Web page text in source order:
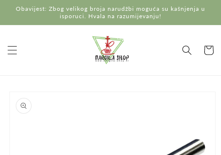
na
Obavijest: Zbog velikog broja narudžbi moguća su kašnjenja u
isporuci. Hvala na razumijevanju!
proizvodu